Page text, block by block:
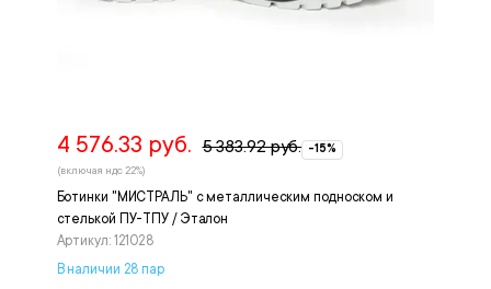
Ботинки "МИСТРАЛЬ" с металлическим подноском и
стелькой ПУ-ТПУ / Эталон
Артикул: 121028
4 576.33 руб. 5 383.92 руб. -15%
(включая ндс 22%)
В наличии 28 пар